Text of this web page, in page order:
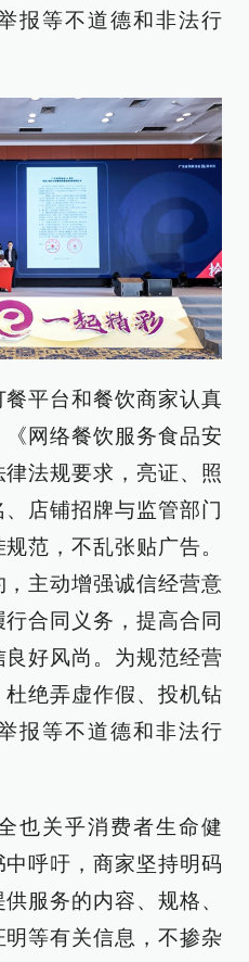
报等不道德和非法行
平台和餐饮商家认真
网络餐饮服务食品安
法规要求，亮证、照
店铺招牌与监管部门
范，不乱张贴广告。
主动增强诚信经营意
合同义务，提高合同
好风尚。为规范经营
绝弄虚作假、投机钻
报等不道德和非法行
也关乎消费者生命健
呼吁，商家坚持明码
服务的内容、规格、
等有关信息，不掺杂